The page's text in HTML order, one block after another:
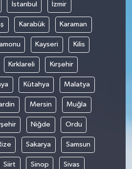
İstanbul İzmir
Karabük Karaman
Kayseri Kilis
Kırklareli Kırşehir
Kütahya Malatya
Mersin Muğla
Niğde Ordu
Sakarya Samsun
Siirt Sinop Sivas